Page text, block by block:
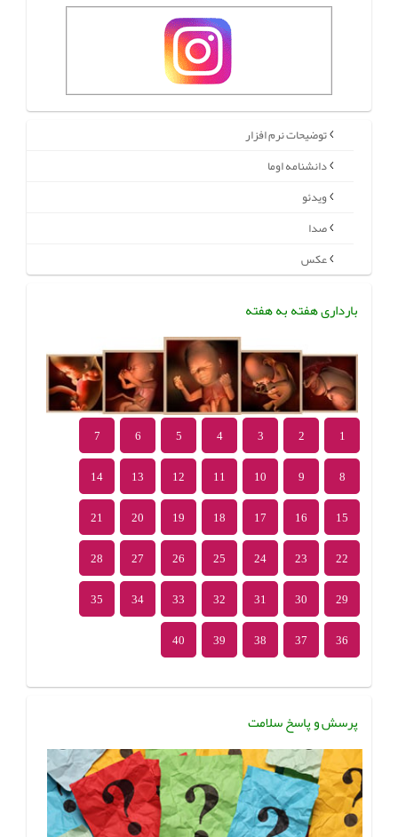
توضیحات نرم افزار
دانشنامه اوما
ویدئو
صدا
عکس
بارداری هفته به هفته
1
2
3
4
5
6
7
8
9
10
11
12
13
14
15
16
17
18
19
20
21
22
23
24
25
26
27
28
29
30
31
32
33
34
35
36
37
38
39
40
پرسش و پاسخ سلامت